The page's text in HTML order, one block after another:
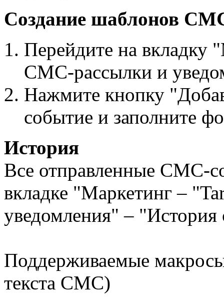
Создание шаблонов
Перейдите на вкладку
СМС-рассылки и
Нажмите кнопку
событие и заполните
История
Все отправленные СМС-
вкладке "Маркетинг –
уведомления" –
Поддерживаемые
текста СМС)